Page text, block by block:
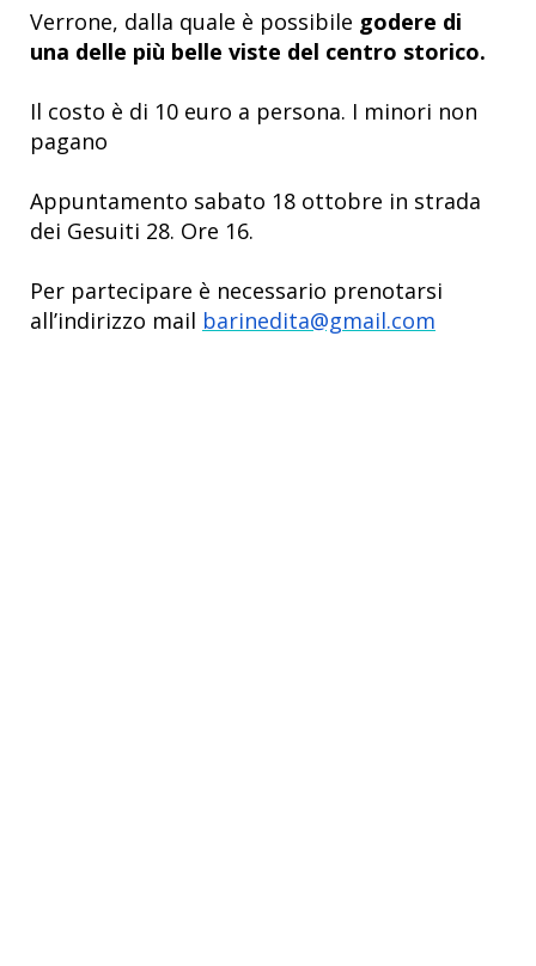
Verrone, dalla quale è possibile godere di
una delle più belle viste del centro storico.
Il costo è di 10 euro a persona. I minori non
pagano
Appuntamento sabato 18 ottobre in strada
dei Gesuiti 28. Ore 16.
Per partecipare è necessario prenotarsi
all’indirizzo mail barinedita@gmail.com